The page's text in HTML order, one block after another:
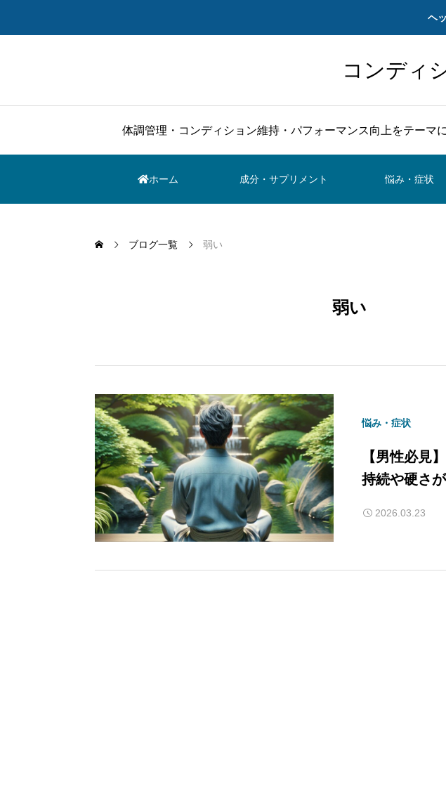
ヘ
コンディ
体調管理・コンディション維持・パフォーマンス向上をテーマ
ホーム 成分・サプリメント 悩み・症状
ブログ一覧 弱い
弱い
悩み・症状
【男性必見
持続や硬さ
2026.03.23